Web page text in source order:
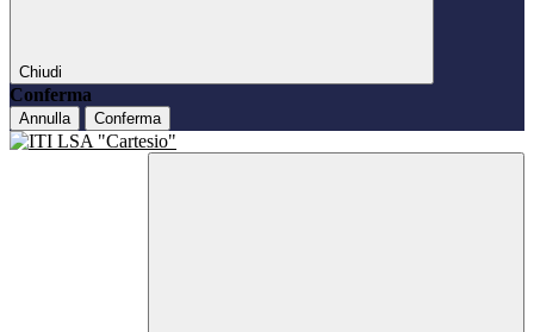
Chiudi
Conferma
Annulla Conferma